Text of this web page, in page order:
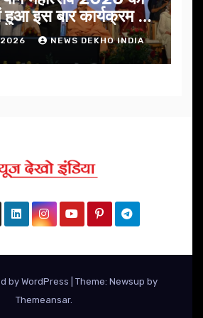
हुआ इस बार कार्यक्रम में
2026 NEWS DEKHO INDIA
by WordPress
Theme: Newsup by
Themeansar.